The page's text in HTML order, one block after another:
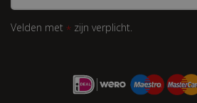
Velden met * zijn verplicht.